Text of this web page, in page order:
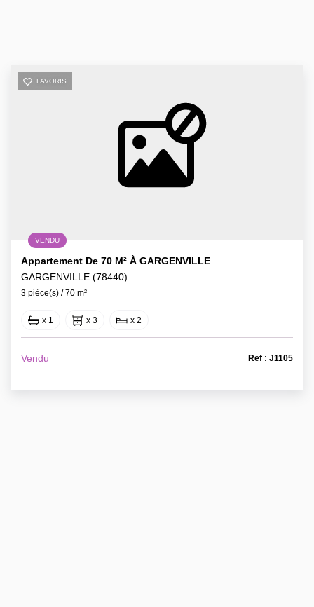
FAVORIS
VENDU
Appartement De 70 M² À GARGENVILLE
GARGENVILLE (78440)
3 pièce(s) / 70 m²
x 1 x 3 x 2
Vendu Ref : J1105